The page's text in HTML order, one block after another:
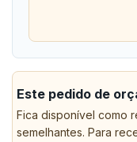
Este pedido de
Fica disponível como
semelhantes. Para